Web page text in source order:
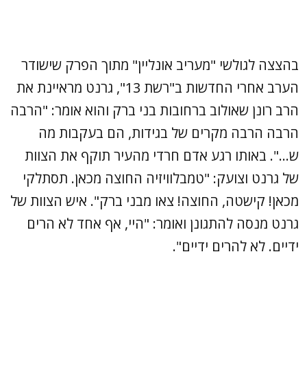
בהצצה לגולשי "מעריב אונליין" מתוך הפרק שישודר
הערב אחרי החדשות ב"רשת 13", גרנט מראיינת את
הרב רונן שאולוב ברחובות בני ברק והוא אומר: "הרבה
הרבה הרבה מקרים של בגידות, הם בעקבות מה
ש...". באותו רגע אדם חרדי מהעיר תוקף את הצוות
של גרנט וצועק: "טמבלוויזיה החוצה מכאן. תסתלקי
מכאן! קישטה, החוצה! צאו מבני ברק". איש הצוות של
גרנט מנסה להתגונן ואומר: "היי, אף אחד לא הרים
ידיים. לא להרים ידיים".